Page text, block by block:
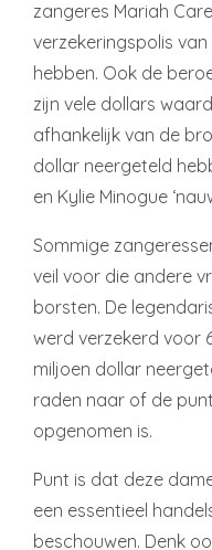
zangeres Mariah
verzekeringspolis
hebben. Ook de
zijn vele dollars
afhankelijk van de
dollar neergeteld
en Kylie Minogue
Sommige
veil voor die andere
borsten. De
werd verzekerd voor
miljoen dollar
raden naar of de
opgenomen is.
Punt is dat deze
een essentieel
beschouwen. Denk